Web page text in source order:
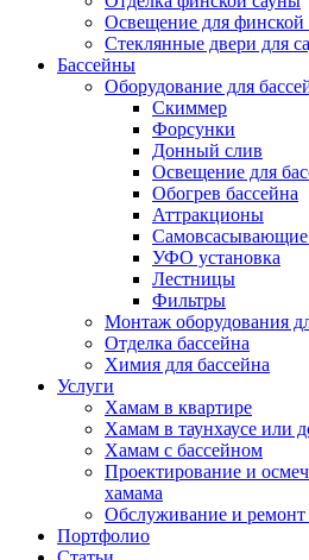
Освещение для финской
Стеклянные двери для
Бассейны
Оборудование для
Скиммер
Форсунки
Донный слив
Освещение для
Обогрев бассейна
Аттракционы
УФО установка
Лестницы
Фильтры
Монтаж оборудования
Отделка бассейна
Химия для бассейна
Услуги
Хамам в квартире
Хамам в таунхаусе или
Хамам с бассейном
Проектирование и
хамама
Обслуживание и ремонт
Портфолио